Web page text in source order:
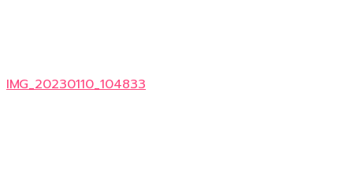
IMG_20230110_104833